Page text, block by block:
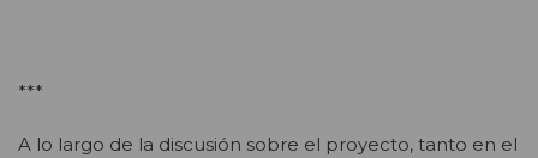
***
A lo largo de la discusión sobre el proyecto, tanto en el